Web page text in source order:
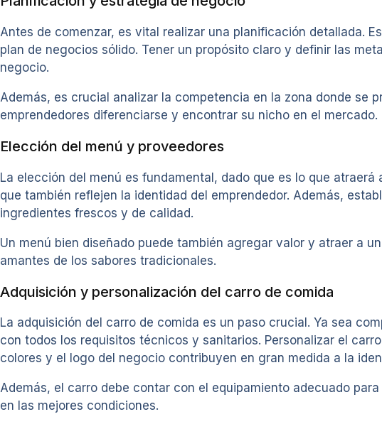
Antes de comenzar, es vital realizar una planificación detallada.
plan de negocios sólido. Tener un propósito claro y definir las
negocio.
Además, es crucial analizar la competencia en la zona donde se
emprendedores diferenciarse y encontrar su nicho en el mercado.
Elección del menú y proveedores
La elección del menú es fundamental, dado que es lo que
que también reflejen la identidad del emprendedor. Además,
ingredientes frescos y de calidad.
Un menú bien diseñado puede también agregar valor y atraer a
amantes de los sabores tradicionales.
Adquisición y personalización del carro de comida
La adquisición del carro de comida es un paso crucial. Ya sea
con todos los requisitos técnicos y sanitarios. Personalizar el
colores y el logo del negocio contribuyen en gran medida a la
Además, el carro debe contar con el equipamiento adecuado
en las mejores condiciones.